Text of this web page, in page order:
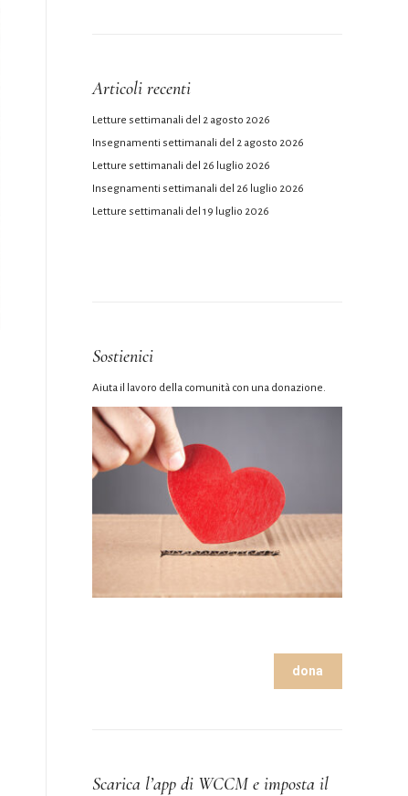
Articoli recenti
Letture settimanali del 2 agosto 2026
Insegnamenti settimanali del 2 agosto 2026
Letture settimanali del 26 luglio 2026
Insegnamenti settimanali del 26 luglio 2026
Letture settimanali del 19 luglio 2026
Sostienici
Aiuta il lavoro della comunità con una donazione.
dona
Scarica l’app di WCCM e imposta il